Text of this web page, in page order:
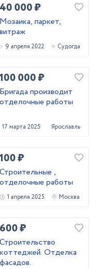
40 000 ₽
Мозаика, паркет,
витраж
9 апреля 2022 Судогда
100 000 ₽
Бригада производит
отделочные работы
17 марта 2025 Ярославль
100 ₽
Строительные ,
отделочные работы
1 апреля 2025 Москва
600 ₽
Строительство
коттеджей. Отделка
фасадов.